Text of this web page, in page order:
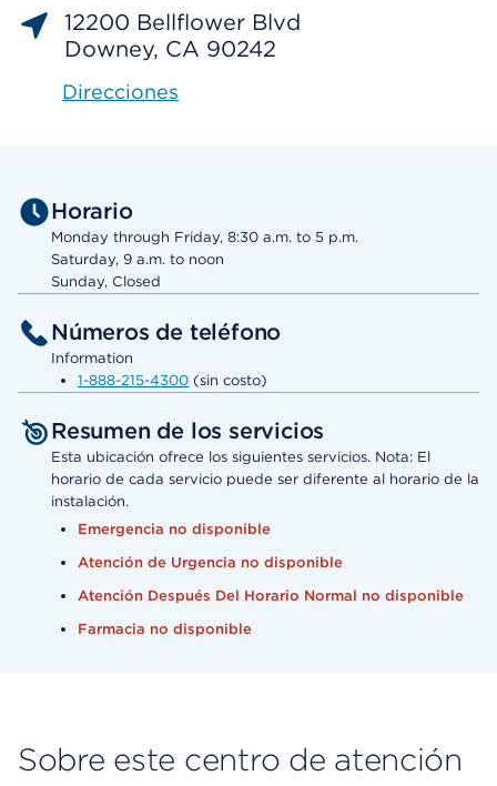
12200 Bellflower Blvd
Downey, CA 90242
Direcciones
Horario
Monday through Friday, 8:30 a.m. to 5 p.m.
Saturday, 9 a.m. to noon
Sunday, Closed
Números de teléfono
Information
1-888-215-4300 (sin costo)
Resumen de los servicios
Esta ubicación ofrece los siguientes servicios. Nota: El
horario de cada servicio puede ser diferente al horario de la
instalación.
Emergencia no disponible
Atención de Urgencia no disponible
Atención Después Del Horario Normal no disponible
Farmacia no disponible
Sobre este centro de atención